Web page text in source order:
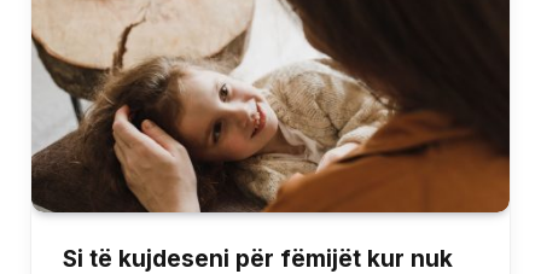
Si të kujdeseni për fëmijët kur nuk